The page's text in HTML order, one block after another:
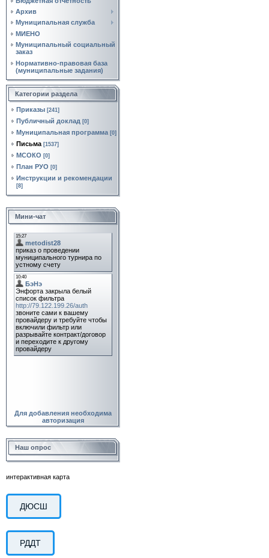
Архив
Муниципальная служба
МИЕНО
Муниципальный социальный
заказ
Нормативно‑правовая база
(муниципальные задания)
Категории раздела
Приказы [241]
Публичный доклад [0]
Муниципальная программа [0]
Письма [1537]
МСОКО [0]
План РУО [0]
Инструкции и рекомендации
[8]
Мини-чат
Для добавления необходима
авторизация
Наш опрос
интерактивная карта
ДЮСШ
РДДТ